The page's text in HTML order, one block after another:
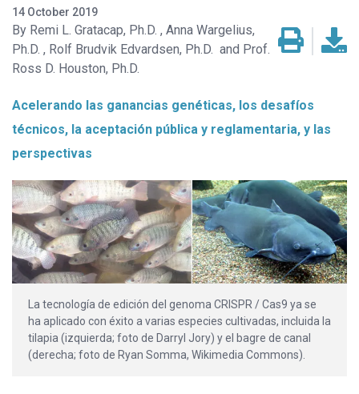
14 October 2019
Remi L. Gratacap, Ph.D.
Anna Wargelius,
Ph.D.
Rolf Brudvik Edvardsen, Ph.D.
Prof.
Ross D. Houston, Ph.D.
Acelerando las ganancias genéticas, los desafíos
técnicos, la aceptación pública y reglamentaria, y las
perspectivas
La tecnología de edición del genoma CRISPR / Cas9 ya se
ha aplicado con éxito a varias especies cultivadas, incluida la
tilapia (izquierda; foto de Darryl Jory) y el bagre de canal
(derecha; foto de Ryan Somma, Wikimedia Commons).